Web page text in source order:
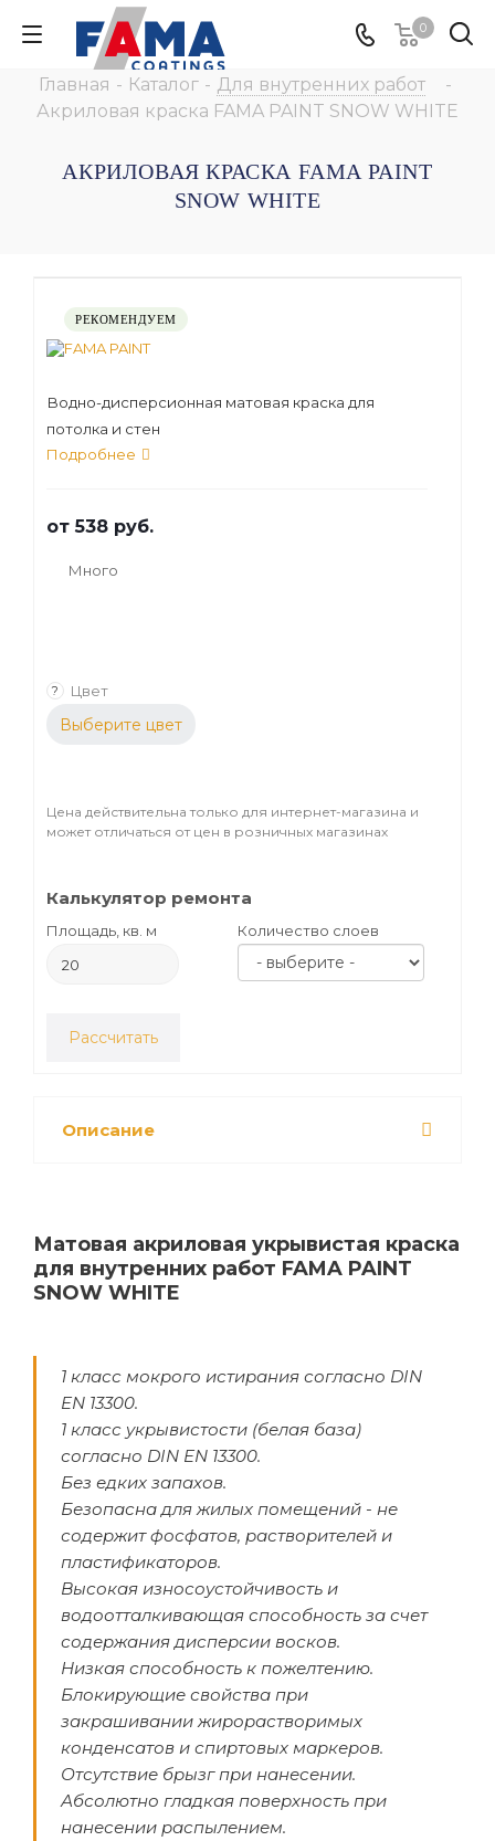
0
Главная - Каталог - Для внутренних работ
-
Акриловая краска FAMA PAINT SNOW WHITE
АКРИЛОВАЯ КРАСКА FAMA PAINT
SNOW WHITE
РЕКОМЕНДУЕМ
Водно-дисперсионная матовая краска для
потолка и стен
Подробнее
от538 руб.
Много
? Цвет
Выберите цвет
Цена действительна только для интернет-магазина и
может отличаться от цен в розничных магазинах
Калькулятор ремонта
Площадь, кв. м Количество слоев
Рассчитать
Описание
Матовая акриловая укрывистая краска
для внутренних работ FAMA PAINT
SNOW WHITE
1 класс мокрого истирания согласно DIN
EN 13300.
1 класс укрывистости (белая база)
согласно DIN EN 13300.
Без едких запахов.
Безопасна для жилых помещений - не
содержит фосфатов, растворителей и
пластификаторов.
Высокая износоустойчивость и
водоотталкивающая способность за счет
содержания дисперсии восков.
Низкая способность к пожелтению.
Блокирующие свойства при
закрашивании жирорастворимых
конденсатов и спиртовых маркеров.
Отсутствие брызг при нанесении.
Абсолютно гладкая поверхность при
нанесении распылением.